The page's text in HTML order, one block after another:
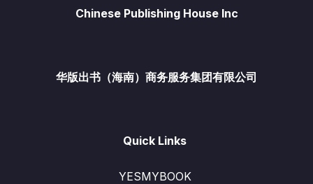
Chinese Publishing House Inc
华版出书（海南）商务服务集团有限公司
Quick Links
YESMYBOOK